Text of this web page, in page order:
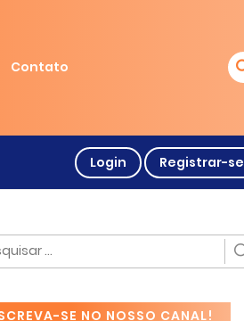
Contato
Login Registrar-se
SE NO NOSSO CANAL!